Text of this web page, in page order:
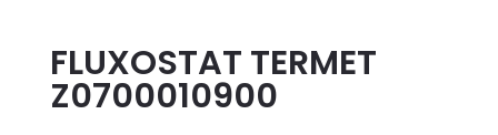
FLUXOSTAT TERMET
Z0700010900